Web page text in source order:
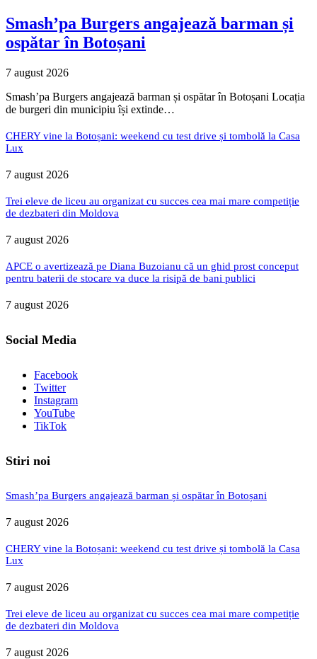
Smash’pa Burgers angajează barman și
ospătar în Botoșani
7 august 2026
Smash’pa Burgers angajează barman și ospătar în Botoșani Locația
de burgeri din municipiu își extinde…
CHERY vine la Botoșani: weekend cu test drive și tombolă la Casa
Lux
7 august 2026
Trei eleve de liceu au organizat cu succes cea mai mare competiție
de dezbateri din Moldova
7 august 2026
APCE o avertizează pe Diana Buzoianu că un ghid prost conceput
pentru baterii de stocare va duce la risipă de bani publici
7 august 2026
Social Media
Facebook
Twitter
Instagram
YouTube
TikTok
Stiri noi
Smash’pa Burgers angajează barman și ospătar în Botoșani
7 august 2026
CHERY vine la Botoșani: weekend cu test drive și tombolă la Casa
Lux
7 august 2026
Trei eleve de liceu au organizat cu succes cea mai mare competiție
de dezbateri din Moldova
7 august 2026